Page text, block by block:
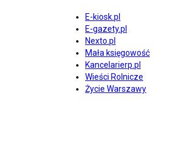
E-kiosk.pl
E-gazety.pl
Nexto.pl
Mała księgowość
Kancelarierp.pl
Wieści Rolnicze
Życie Warszawy